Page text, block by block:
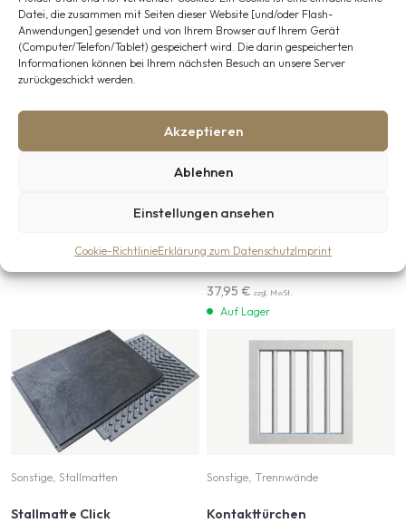
Datei, die zusammen mit Seiten dieser Website [und/oder Flash-
Anwendungen] gesendet und von Ihrem Browser auf Ihrem Gerät
(Computer/Telefon/Tablet) gespeichert wird. Die darin gespeicherten
Informationen können bei Ihrem nächsten Besuch an unsere Server
zurückgeschickt werden.
Akzeptieren
Ablehnen
Einstellungen ansehen
Cookie-RichtlinieErklärung zum DatenschutzImprint
Sonstige Sonstige, Stallmatten
Ideal für Nassbereiche wie
Wasserableitung für die Sicherheit
37,95 € zzgl. MwSt.
Auf Lager
Sonstige, Stallmatten
Stallmatte Click
Sonstige, Trennwände
Kontakttürchen